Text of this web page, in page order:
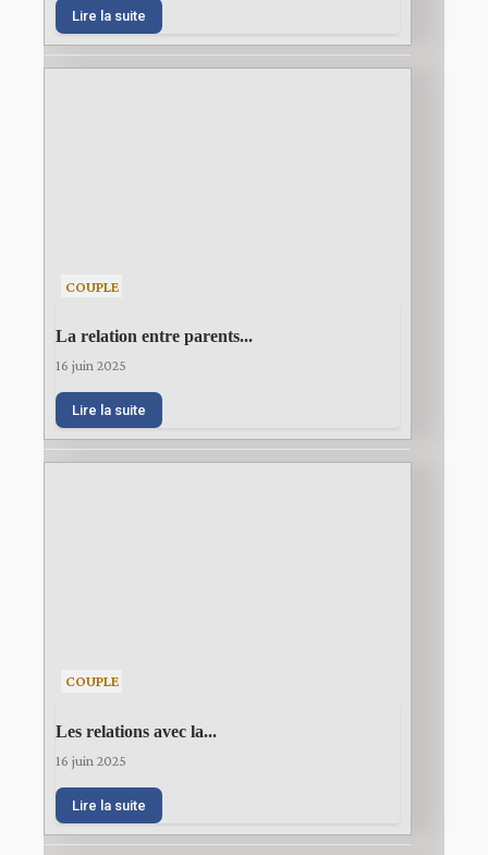
Lire la suite
COUPLE
La relation entre parents...
16 juin 2025
Lire la suite
COUPLE
Les relations avec la...
16 juin 2025
Lire la suite